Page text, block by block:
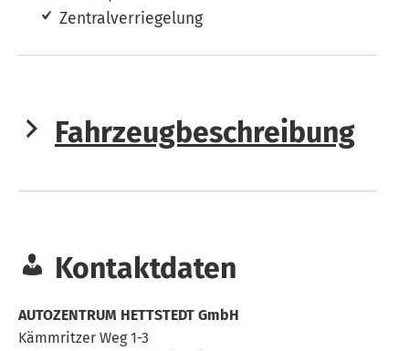
Zentralverriegelung
Fahrzeugbeschreibung
Kontaktdaten
AUTOZENTRUM HETTSTEDT GmbH
Kämmritzer Weg 1-3